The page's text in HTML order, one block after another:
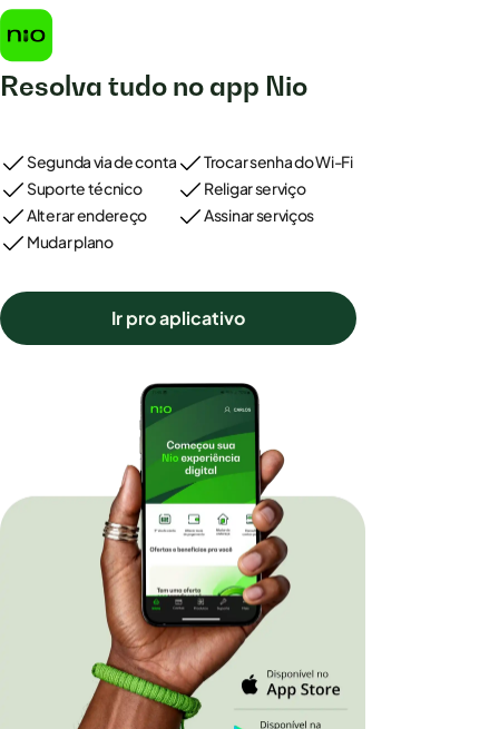
Resolva tudo no app Nio
Segunda via de conta
Suporte técnico
Alterar endereço
Mudar plano
Trocar senha do Wi-Fi
Religar serviço
Assinar serviços
Ir pro aplicativo